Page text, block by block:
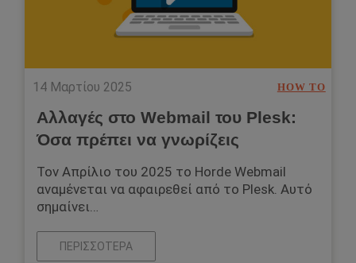
14 Μαρτίου 2025 HOW TO
Αλλαγές στο Webmail του Plesk:
Όσα πρέπει να γνωρίζεις
Τον Απρίλιο του 2025 το Horde Webmail
αναμένεται να αφαιρεθεί από το Plesk. Αυτό
σημαίνει…
ΠΕΡΙΣΣΌΤΕΡΑ